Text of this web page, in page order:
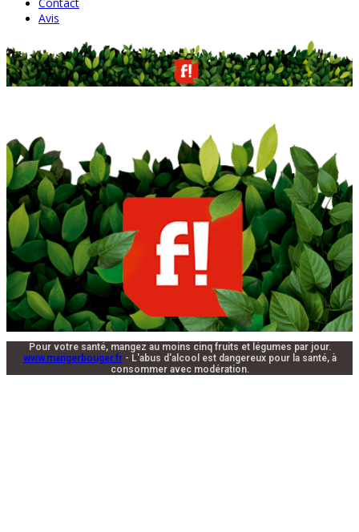
Avis
Pour votre santé, mangez au moins cinq fruits et légumes par jour.
www.mangerbouger.fr- L'abus d'alcool est dangereux pour la santé, à
consommer avec modération.